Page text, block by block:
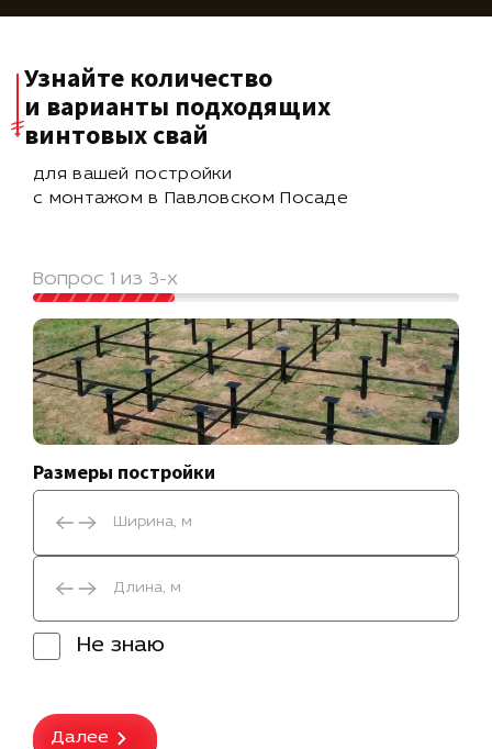
Узнайте количество
и варианты подходящих
винтовых свай
для вашей постройки
с монтажом в Павловском Посаде
Вопрос 1 из 3-х
Размеры постройки
Не знаю
Далее